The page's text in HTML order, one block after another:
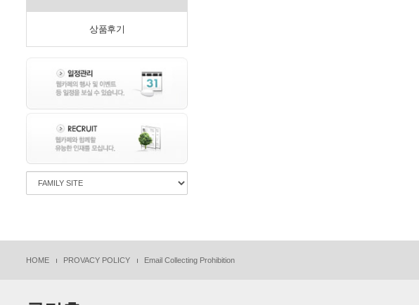
상품후기
HOME PROVACY POLICY Email Collecting Prohibition